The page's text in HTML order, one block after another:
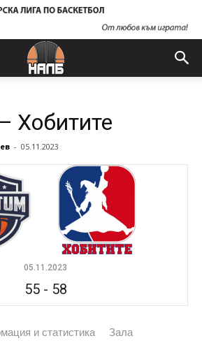
Хобитите
- 05.11.2023
05.11.2023
55- 58
и статистика Зала